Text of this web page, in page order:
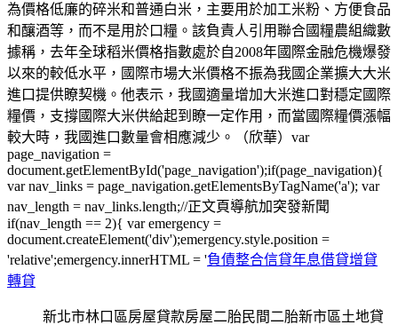
為價格低廉的碎米和普通白米，主要用於加工米粉、方便食品
和釀酒等，而不是用於口糧。該負責人引用聯合國糧農組織數
據稱，去年全球稻米價格指數處於自2008年國際金融危機爆發
以來的較低水平，國際市場大米價格不振為我國企業擴大大米
進口提供瞭契機。他表示，我國適量增加大米進口對穩定國際
糧價，支撐國際大米供給起到瞭一定作用，而當國際糧價漲幅
較大時，我國進口數量會相應減少。（欣華）var
page_navigation =
document.getElementById('page_navigation');if(page_navigation){
var nav_links = page_navigation.getElementsByTagName('a'); var
nav_length = nav_links.length;//正文頁導航加突發新聞
if(nav_length == 2){ var emergency =
document.createElement('div');emergency.style.position =
'relative';emergency.innerHTML = '負債整合信貸年息借貸增貸
轉貸
新北市林口區房屋貸款房屋二胎民間二胎新市區土地貸